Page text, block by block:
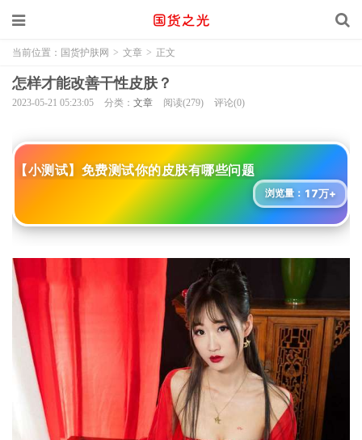
当前位置： 国货护肤网 > 文章 > 正文
怎样才能改善干性皮肤？
2023-05-21 05:23:05 分类： 文章 阅读(279) 评论(0)
【小测试】免费测试你的皮肤有哪些问题
浏览量： 17万+